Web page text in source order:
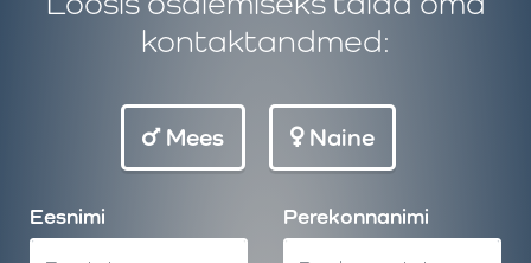
kontaktandmed:
Mees Naine
Eesnimi Perekonnanimi